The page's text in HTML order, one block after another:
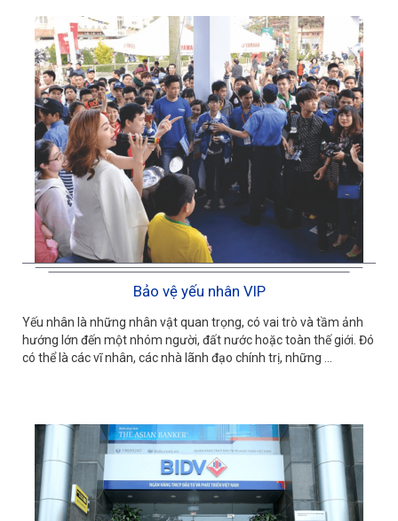
Bảo vệ yếu nhân VIP
Yếu nhân là những nhân vật quan trọng, có vai trò và tầm ảnh
hướng lớn đến một nhóm người, đất nước hoặc toàn thế giới. Đó
có thể là các vĩ nhân, các nhà lãnh đạo chính trị, những ...